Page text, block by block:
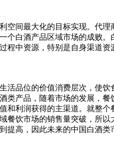
间最大化的目标实现。代理
白酒产品区域市场的成败
中资源，特别是自身渠道
品位的价值消费层次，使饮
产品，随着市场的发展，
和利润获得的主渠道。就整
餐饮市场的销售量突破，所
高，因此未来的中国白酒类